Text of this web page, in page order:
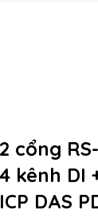
cổng RS-
kênh DI
DAS